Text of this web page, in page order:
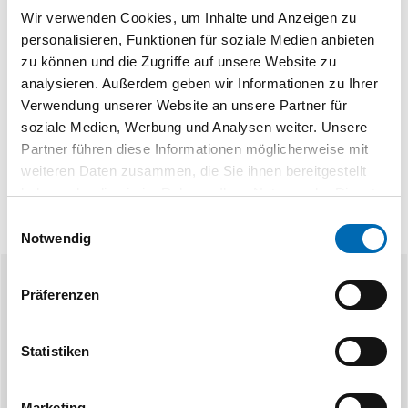
Wir verwenden Cookies, um Inhalte und Anzeigen zu
personalisieren, Funktionen für soziale Medien anbieten
zu können und die Zugriffe auf unsere Website zu
analysieren. Außerdem geben wir Informationen zu Ihrer
Verwendung unserer Website an unsere Partner für
soziale Medien, Werbung und Analysen weiter. Unsere
Partner führen diese Informationen möglicherweise mit
weiteren Daten zusammen, die Sie ihnen bereitgestellt
haben oder die sie im Rahmen Ihrer Nutzung der Dienste
Notwendig
Präferenzen
Statistiken
Ähnliche Produkte